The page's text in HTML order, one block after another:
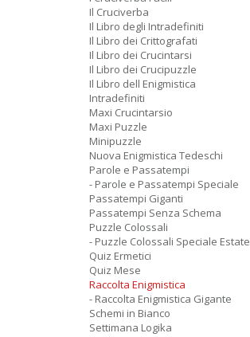
Il Cruciverba
Il Libro degli Intradefiniti
Il Libro dei Crittografati
Il Libro dei Crucintarsi
Il Libro dei Crucipuzzle
Il Libro dell Enigmistica
Intradefiniti
Maxi Crucintarsio
Maxi Puzzle
Minipuzzle
Nuova Enigmistica Tedeschi
Parole e Passatempi
- Parole e Passatempi Speciale
Passatempi Giganti
Passatempi Senza Schema
Puzzle Colossali
- Puzzle Colossali Speciale Estate
Quiz Ermetici
Quiz Mese
Raccolta Enigmistica
- Raccolta Enigmistica Gigante
Schemi in Bianco
Settimana Logika